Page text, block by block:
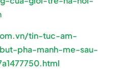
tin-tuc-am-
pha-manh-me-sau-